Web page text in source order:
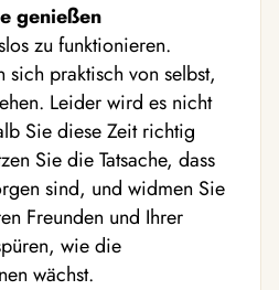
genießen
zu funktionieren.
sich praktisch von selbst,
Leider wird es nicht
Sie diese Zeit richtig
Sie die Tatsache, dass
sind, und widmen Sie
Freunden und Ihrer
wie die
wächst.